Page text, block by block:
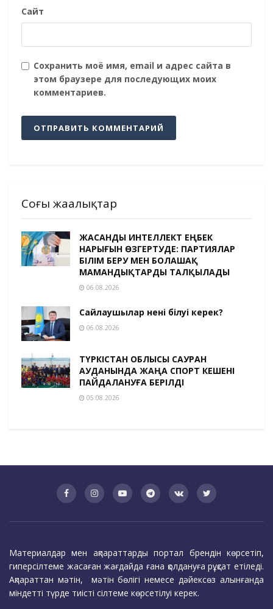
Сайт
Сохранить моё имя, email и адрес сайта в
этом браузере для последующих моих
комментариев.
Соңғы жаңалықтар
ЖАСАНДЫ ИНТЕЛЛЕКТ ЕҢБЕК
НАРЫҒЫН ӨЗГЕРТУДЕ: ПАРТИЯЛАР
БІЛІМ БЕРУ МЕН БОЛАШАҚ
МАМАНДЫҚТАРДЫ ТАЛҚЫЛАДЫ
06.08.2026
Сайлаушылар нені білуі керек?
06.08.2026
ТҮРКІСТАН ОБЛЫСЫ САУРАН
АУДАНЫНДА ЖАҢА СПОРТ КЕШЕНІ
ПАЙДАЛАНУҒА БЕРІЛДІ
05.08.2026
Материалдар мен ақпараттарды портал брендін көрсетіп,
гиперсілтеме жасаған жағдайда ғана қолдануға рұқсат етіледі.
Ақпараттан мәтін, мәтін бөлігі немесе дәйексөз алынғанда
міндетті түрде тиісті сілтеме көрсетілуі керек.